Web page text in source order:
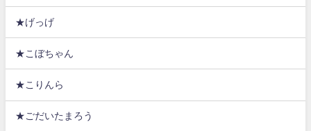
★げっげ
★こぼちゃん
★こりんら
★ごだいたまろう